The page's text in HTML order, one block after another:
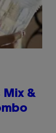
Mix &